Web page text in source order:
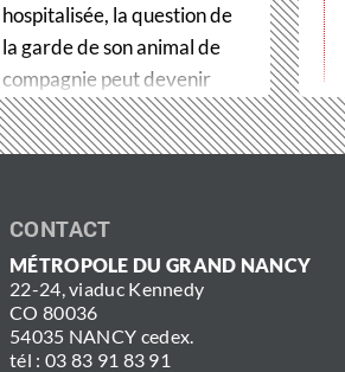
hospitalisée, la question de
la garde de son animal de
compagnie peut devenir
un véritable frein
aux soins. Pour…
CONTACT
MÉTROPOLE DU GRAND NANCY
22-24, viaduc Kennedy
CO 80036
54035 NANCY cedex.
tél : 03 83 91 83 91